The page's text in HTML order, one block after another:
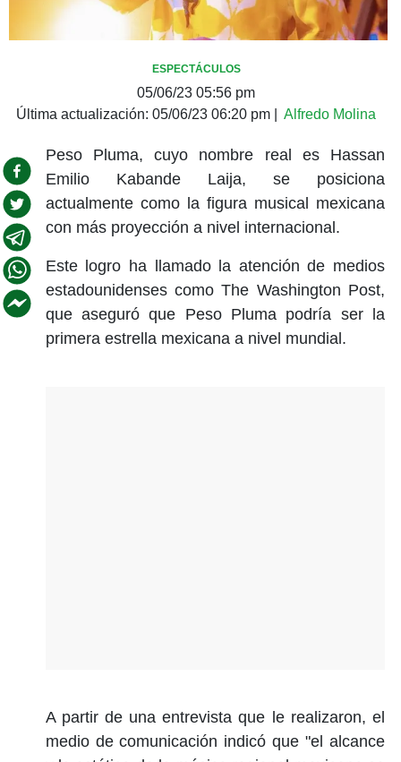
ESPECTÁCULOS
05/06/23 05:56 pm
Última actualización: 05/06/23 06:20 pm Alfredo Molina
Peso Pluma, cuyo nombre real es Hassan
Emilio Kabande Laija, se posiciona
actualmente como la figura musical mexicana
con más proyección a nivel internacional.
Este logro ha llamado la atención de medios
estadounidenses como The Washington Post,
que aseguró que Peso Pluma podría ser la
primera estrella mexicana a nivel mundial.
A partir de una entrevista que le realizaron, el
medio de comunicación indicó que "el alcance